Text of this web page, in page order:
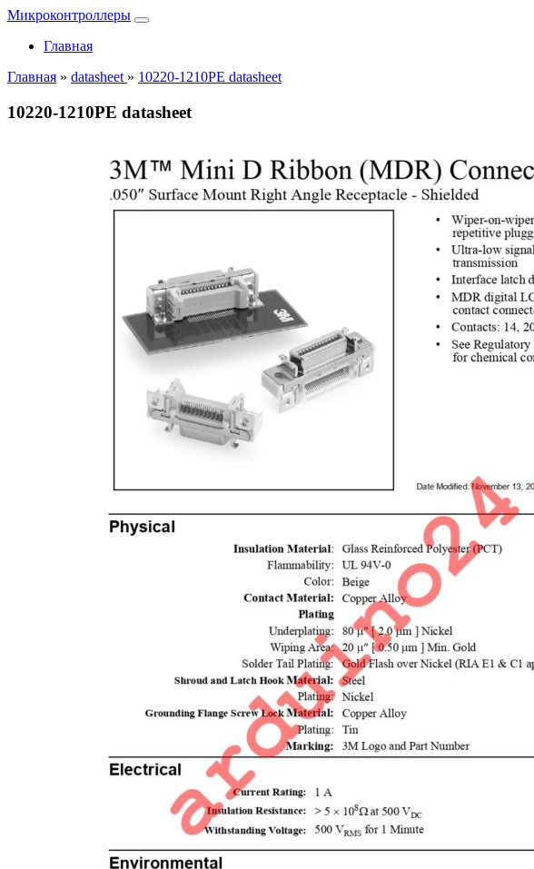
Микроконтроллеры
Главная
Главная » datasheet » 10220-1210PE datasheet
10220-1210PE datasheet